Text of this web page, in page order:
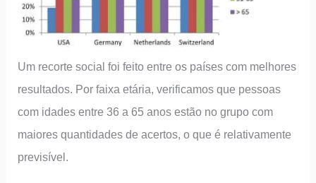
Um recorte social foi feito entre os países com melhores
resultados. Por faixa etária, verificamos que pessoas
com idades entre 36 a 65 anos estão no grupo com
maiores quantidades de acertos, o que é relativamente
previsível.